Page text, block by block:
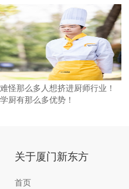
难怪那么多人想挤进厨师行业！
学厨有那么多优势！
关于厦门新东方
首页